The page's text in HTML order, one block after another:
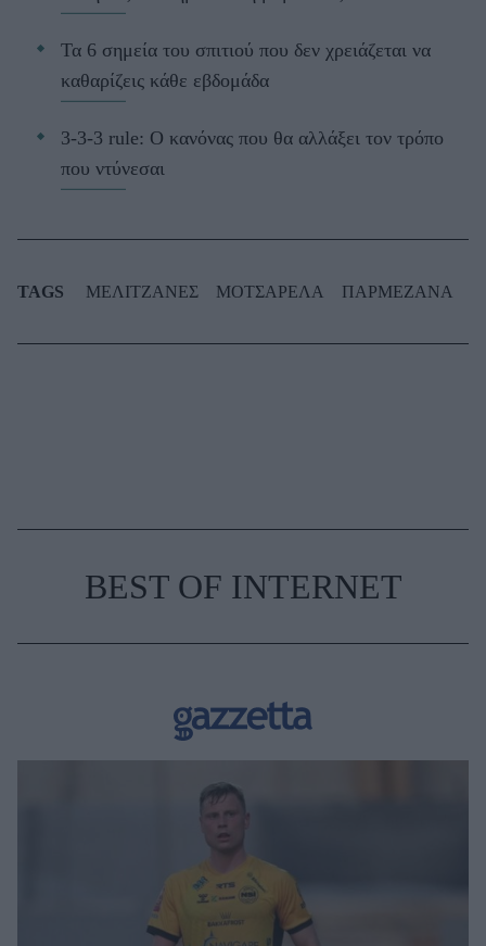
Τα 6 σημεία του σπιτιού που δεν χρειάζεται να
καθαρίζεις κάθε εβδομάδα
3-3-3 rule: Ο κανόνας που θα αλλάξει τον τρόπο
που ντύνεσαι
TAGS ΜΕΛΙΤΖΑΝΕΣ ΜΟΤΣΑΡΕΛΑ ΠΑΡΜΕΖΑΝΑ
BEST OF INTERNET